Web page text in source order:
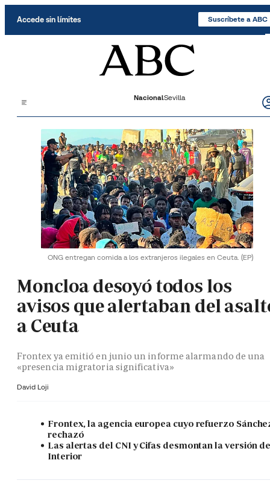
Accede sin límites Suscríbete a ABC
NacionalSevilla
ONG entregan comida a los extranjeros ilegales en Ceuta. (EP)
Moncloa desoyó todos los
avisos que alertaban del
a Ceuta
Frontex ya emitió en junio un informe alarmando de una
«presencia migratoria significativa»
David Loji
Frontex, la agencia europea cuyo refuerzo
rechazó
Las alertas del CNI y Cifas desmontan la versión
Interior